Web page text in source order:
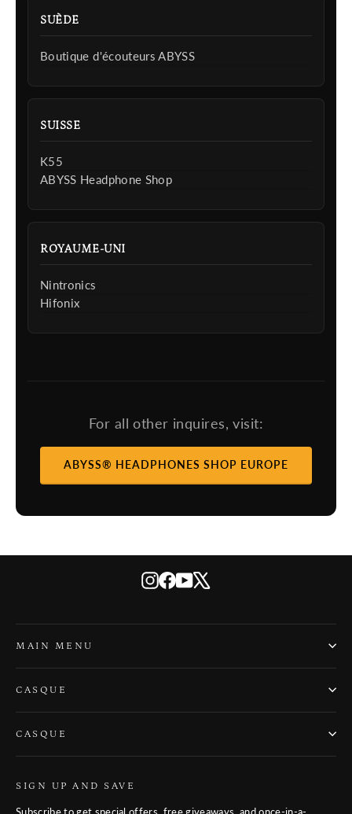
SUÈDE
Boutique d'écouteurs ABYSS
SUISSE
K55
ABYSS Headphone Shop
ROYAUME-UNI
Nintronics
Hifonix
For all other inquires, visit:
ABYSS® HEADPHONES SHOP EUROPE
Instagram
Facebook
YouTube
MAIN MENU
CASQUE
CASQUE
SIGN UP AND SAVE